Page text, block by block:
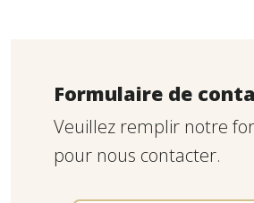
Formulaire de
Veuillez remplir notre
pour nous contacter.